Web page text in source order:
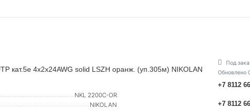
кат.5e 4х2х24AWG solid LSZH оранж. (уп.305м) NIKOLAN
NKL 2200C-OR
NIKOLAN
Под
Обновлено
+7 8112
+7 8112